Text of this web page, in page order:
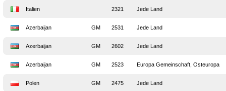
Italien 2321 Jede Land
Azerbaijan GM 2531 Jede Land
Azerbaijan GM 2602 Jede Land
Azerbaijan GM 2523 Europa Gemeinschaft, Osteuropa
Polen GM 2475 Jede Land